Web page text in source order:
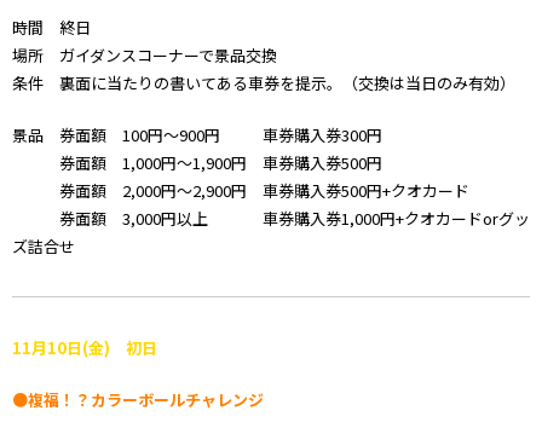
時間 終日
場所 ガイダンスコーナーで景品交換
条件 裏面に当たりの書いてある車券を提示。（交換は当日のみ有効）
景品 券面額 100円～900円 車券購入券300円
券面額 1,000円～1,900円 車券購入券500円
券面額 2,000円～2,900円 車券購入券500円+クオカード
券面額 3,000円以上 車券購入券1,000円+クオカードorグッ
ズ詰合せ
11月10日(金) 初日
●複福！？カラーボールチャレンジ